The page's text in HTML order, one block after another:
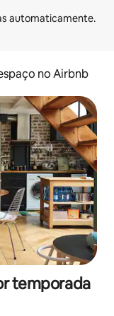
no Airbnb
temporada